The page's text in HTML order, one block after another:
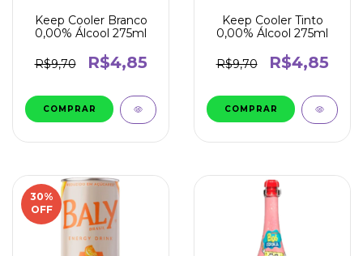
Keep Cooler Branco
0,00% Álcool 275ml
R$9,70 R$4,85
Keep Cooler Tinto
0,00% Álcool 275ml
R$9,70 R$4,85
30%
OFF